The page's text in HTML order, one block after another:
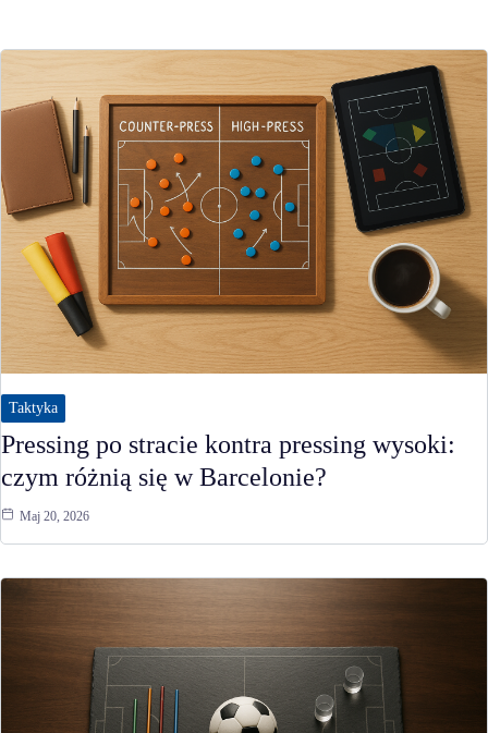
Taktyka
Pressing po stracie kontra pressing wysoki:
czym różnią się w Barcelonie?
Maj 20, 2026